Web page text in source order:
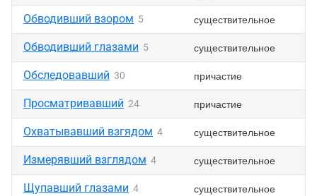
Обводивший взором 5 существительное
Обводивший глазами 5 существительное
Обследовавший 30 причастие
Просматривавший 24 причастие
Охватывавший взгядом 4 существительное
Измерявший взглядом 4 существительное
Щупавший глазами 4 существительное